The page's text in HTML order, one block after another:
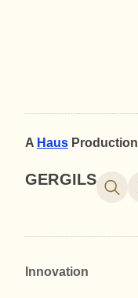
A Haus Production
GERGILS
Innovation